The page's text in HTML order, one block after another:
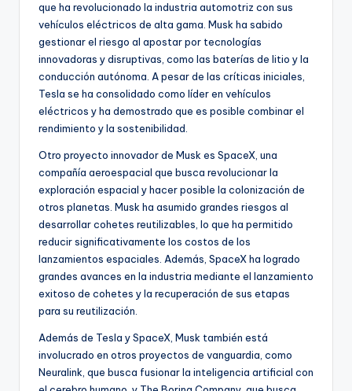
que ha revolucionado la industria automotriz con sus
vehículos eléctricos de alta gama. Musk ha sabido
gestionar el riesgo al apostar por tecnologías
innovadoras y disruptivas, como las baterías de litio y la
conducción autónoma. A pesar de las críticas iniciales,
Tesla se ha consolidado como líder en vehículos
eléctricos y ha demostrado que es posible combinar el
rendimiento y la sostenibilidad.
Otro proyecto innovador de Musk es SpaceX, una
compañía aeroespacial que busca revolucionar la
exploración espacial y hacer posible la colonización de
otros planetas. Musk ha asumido grandes riesgos al
desarrollar cohetes reutilizables, lo que ha permitido
reducir significativamente los costos de los
lanzamientos espaciales. Además, SpaceX ha logrado
grandes avances en la industria mediante el lanzamiento
exitoso de cohetes y la recuperación de sus etapas
para su reutilización.
Además de Tesla y SpaceX, Musk también está
involucrado en otros proyectos de vanguardia, como
Neuralink, que busca fusionar la inteligencia artificial con